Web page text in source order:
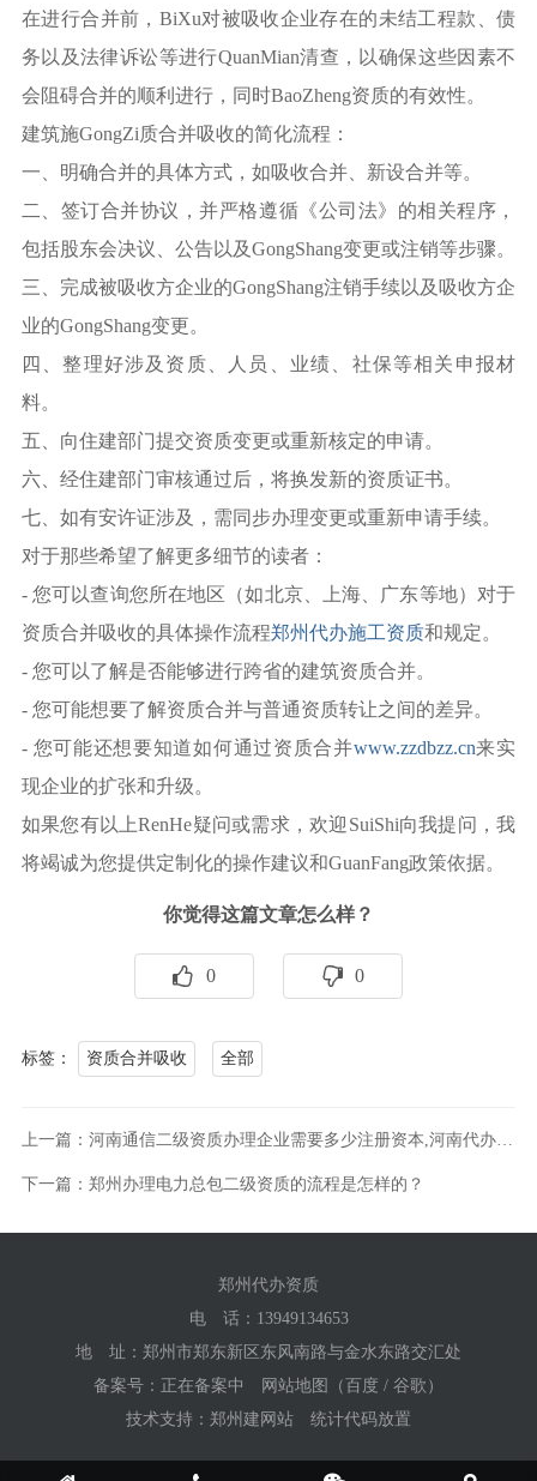
在进行合并前，BiXu对被吸收企业存在的未结工程款、债
务以及法律诉讼等进行QuanMian清查，以确保这些因素不
会阻碍合并的顺利进行，同时BaoZheng资质的有效性。
建筑施GongZi质合并吸收的简化流程：
一、明确合并的具体方式，如吸收合并、新设合并等。
二、签订合并协议，并严格遵循《公司法》的相关程序，
包括股东会决议、公告以及GongShang变更或注销等步骤。
三、完成被吸收方企业的GongShang注销手续以及吸收方企
业的GongShang变更。
四、整理好涉及资质、人员、业绩、社保等相关申报材
料。
五、向住建部门提交资质变更或重新核定的申请。
六、经住建部门审核通过后，将换发新的资质证书。
七、如有安许证涉及，需同步办理变更或重新申请手续。
对于那些希望了解更多细节的读者：
- 您可以查询您所在地区（如北京、上海、广东等地）对于
资质合并吸收的具体操作流程郑州代办施工资质和规定。
- 您可以了解是否能够进行跨省的建筑资质合并。
- 您可能想要了解资质合并与普通资质转让之间的差异。
- 您可能还想要知道如何通过资质合并www.zzdbzz.cn来实
现企业的扩张和升级。
如果您有以上RenHe疑问或需求，欢迎SuiShi向我提问，我
将竭诚为您提供定制化的操作建议和GuanFang政策依据。
你觉得这篇文章怎么样？
0 0
标签： 资质合并吸收 全部
上一篇：河南通信二级资质办理企业需要多少注册资本,河南代办通信二级资质
下一篇：郑州办理电力总包二级资质的流程是怎样的？
郑州代办资质
电 话： 13949134653
地 址：郑州市郑东新区东风南路与金水东路交汇处
备案号： 正在备案中 网站地图 （ 百度 / 谷歌 ）
技术支持： 郑州建网站 统计代码放置